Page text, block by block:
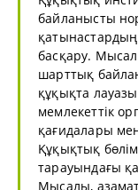
байланысты
басқару.
шарттық
құқықта
мемлекеттік
қағидалары
Құқықтық
тарауындағы
Мысалы,